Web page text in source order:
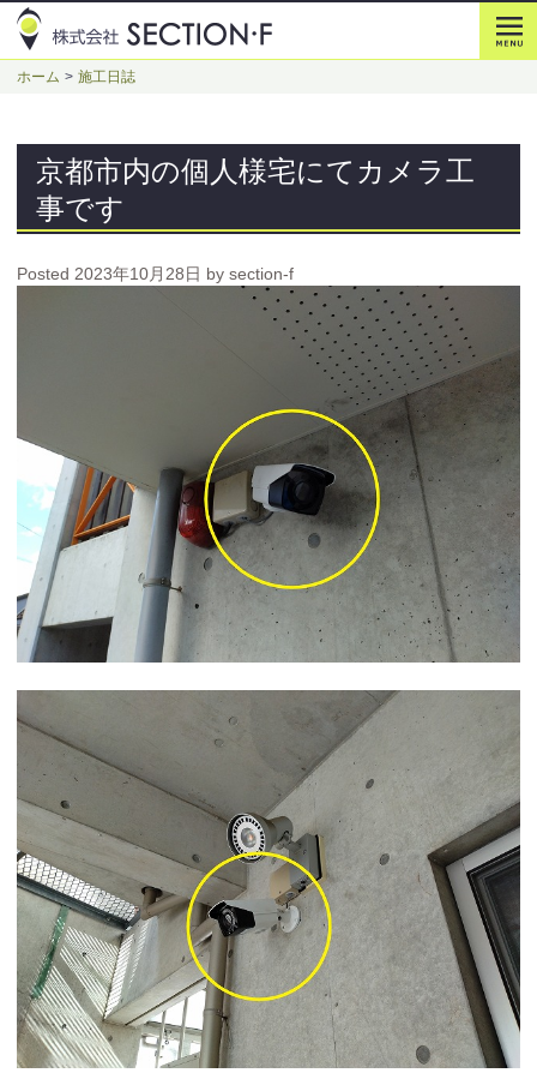
ホーム 施工日誌
京都市内の個人様宅にてカメラ工
事です
Posted 2023年10月28日 by section-f